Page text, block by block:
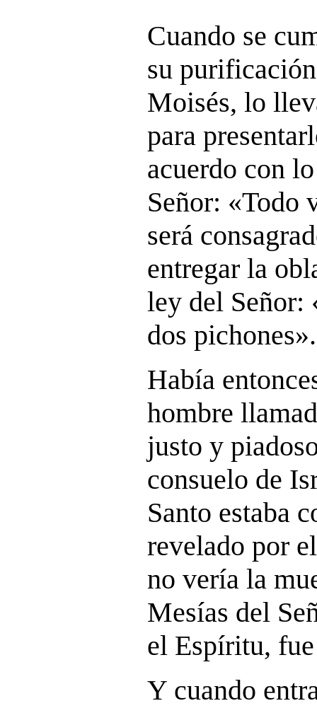
Cuando se
su
Moisés, lo
para
acuerdo con
Señor: «Todo
será
entregar la
ley del Señor:
dos pichones».
Había
hombre
justo y
consuelo de
Santo estaba
revelado por
no vería la
Mesías del
el Espíritu,
Y cuando